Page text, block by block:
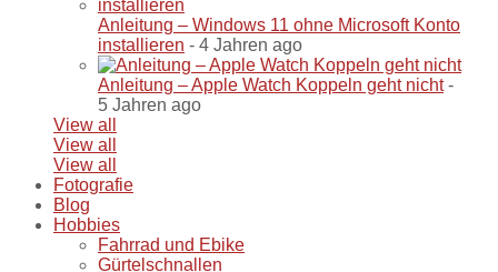
Anleitung – Windows 11 ohne Microsoft Konto
installieren - 4 Jahren ago
Anleitung – Apple Watch Koppeln geht nicht-
5 Jahren ago
View all
View all
View all
Fotografie
Blog
Hobbies
Fahrrad und Ebike
Gürtelschnallen